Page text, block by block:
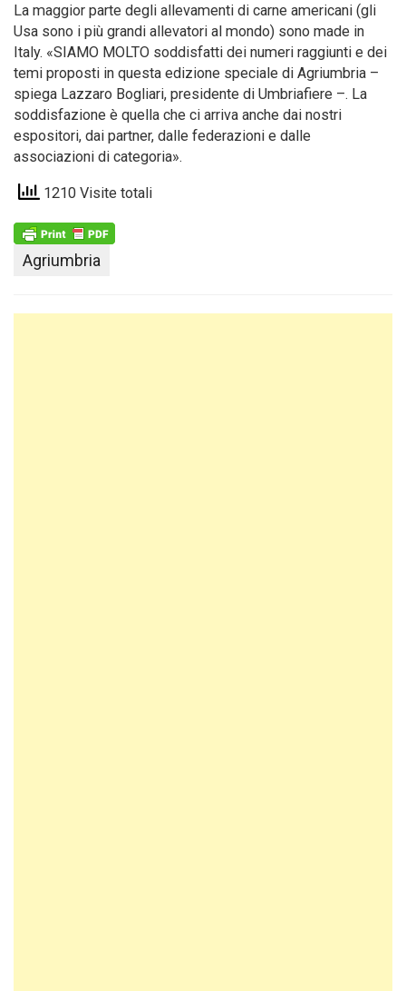
La maggior parte degli allevamenti di carne americani (gli
Usa sono i più grandi allevatori al mondo) sono made in
Italy. «SIAMO MOLTO soddisfatti dei numeri raggiunti e dei
temi proposti in questa edizione speciale di Agriumbria –
spiega Lazzaro Bogliari, presidente di Umbriafiere –. La
soddisfazione è quella che ci arriva anche dai nostri
espositori, dai partner, dalle federazioni e dalle
associazioni di categoria».
1210 Visite totali
Agriumbria